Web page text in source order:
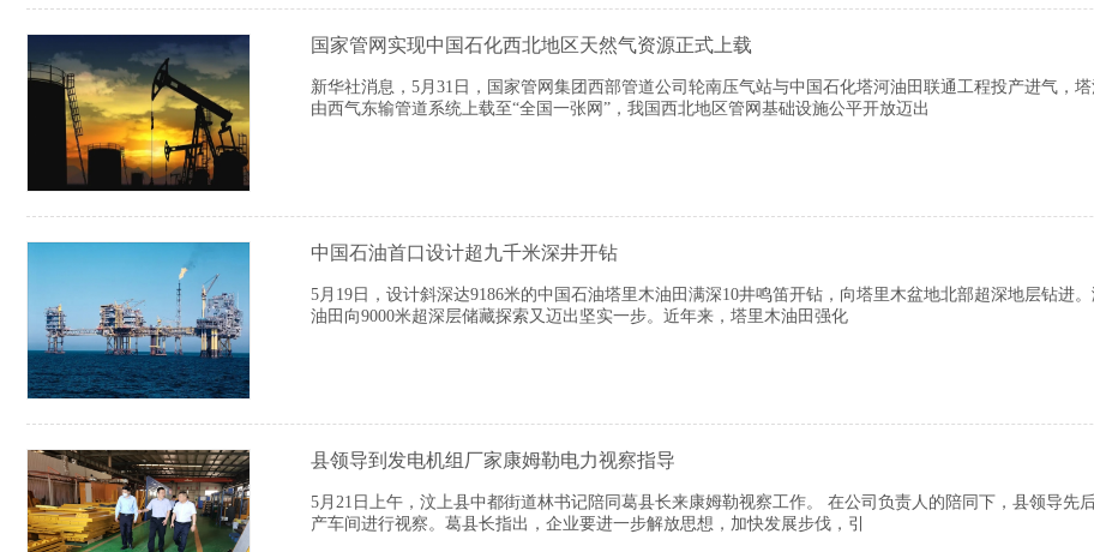
国家管网实现中国石化西北地区天然气资源正式上载
新华社消息，5月31日，国家管网集团西部管道公司轮南压气站与中国石化塔河油田联通工程投产进气，
由西气东输管道系统上载至“全国一张网”，我国西北地区管网基础设施公平开放迈出
中国石油首口设计超九千米深井开钻
5月19日，设计斜深达9186米的中国石油塔里木油田满深10井鸣笛开钻，向塔里木盆地北部超深地层钻进
油田向9000米超深层储藏探索又迈出坚实一步。近年来，塔里木油田强化
县领导到发电机组厂家康姆勒电力视察指导
5月21日上午，汶上县中都街道林书记陪同葛县长来康姆勒视察工作。 在公司负责人的陪同下，县领导先
产车间进行视察。葛县长指出，企业要进一步解放思想，加快发展步伐，引